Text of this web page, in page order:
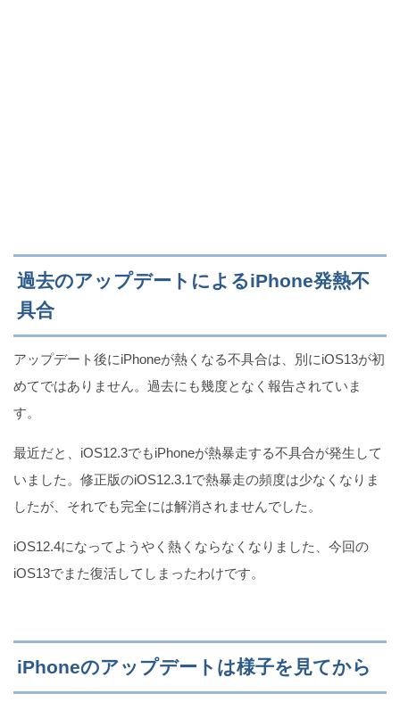
過去のアップデートによるiPhone発熱不
具合
アップデート後にiPhoneが熱くなる不具合は、別にiOS13が初
めてではありません。過去にも幾度となく報告されていま
す。
最近だと、iOS12.3でもiPhoneが熱暴走する不具合が発生して
いました。修正版のiOS12.3.1で熱暴走の頻度は少なくなりま
したが、それでも完全には解消されませんでした。
iOS12.4になってようやく熱くならなくなりました、今回の
iOS13でまた復活してしまったわけです。
iPhoneのアップデートは様子を見てから